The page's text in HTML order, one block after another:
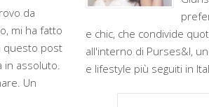
da
mi ha fatto
questo post
assoluto.
Un
e chic, che condivide
all'interno di Purses&I,
e lifestyle più seguiti in